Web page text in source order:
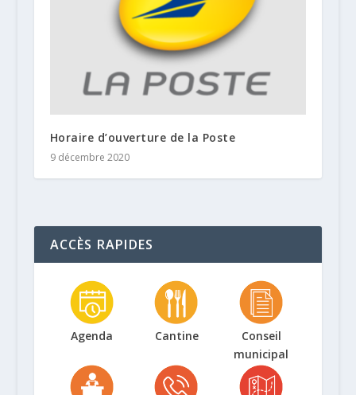
Horaire d’ouverture de la Poste
9 décembre 2020
ACCÈS RAPIDES
Agenda Cantine
Conseil
municipal